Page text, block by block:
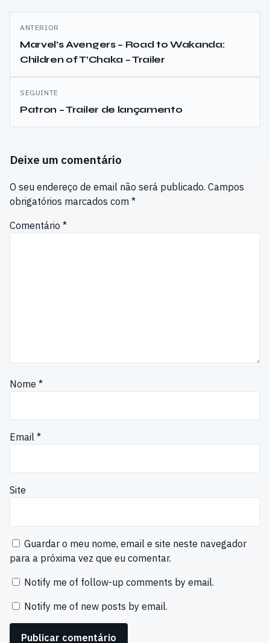
Navegação
de
artigos
ANTERIOR
Marvel’s Avengers – Road to Wakanda:
Children of T’Chaka – Trailer
SEGUINTE
Patron – Trailer de lançamento
Deixe um comentário
O seu endereço de email não será publicado. Campos
obrigatórios marcados com *
Comentário *
Nome *
Email *
Site
Guardar o meu nome, email e site neste navegador
para a próxima vez que eu comentar.
Notify me of follow-up comments by email.
Notify me of new posts by email.